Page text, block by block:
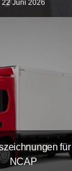
22 Juni 2026
NCAP